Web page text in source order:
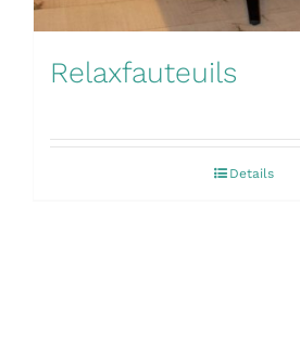
Relaxfauteuils
Details